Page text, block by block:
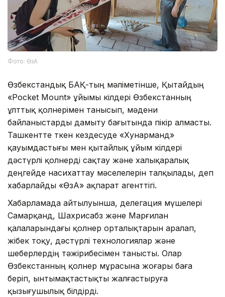
Фото: ӨзА
Өзбекстандық БАҚ-тың мәліметінше, Қытайдың
«Pocket Mount» ұйымы өкілдері Өзбекстанның
ұлттық қолөнерімен танысып, мәдени
байланыстарды дамыту бағытында пікір алмасты.
Ташкентте өткен кездесуде «Хунарманд»
қауымдастығы мен қытайлық ұйым өкілдері
дәстүрлі қолөнерді сақтау және халықаралық
деңгейде насихаттау мәселелерін талқылады, деп
хабарлайды «ӨзА» ақпарат агенттігі.
Хабарламада айтылуынша, делегация мүшелері
Самарқанд, Шахрисабз және Марғилан
қалаларындағы қолөнер орталықтарын аралап,
жібек тоқу, дәстүрлі технологиялар және
шеберлердің тәжірибесімен танысты. Олар
Өзбекстанның қолөнер мұрасына жоғары баға
беріп, ынтымақтастықты жалғастыруға
қызығушылық білдірді.